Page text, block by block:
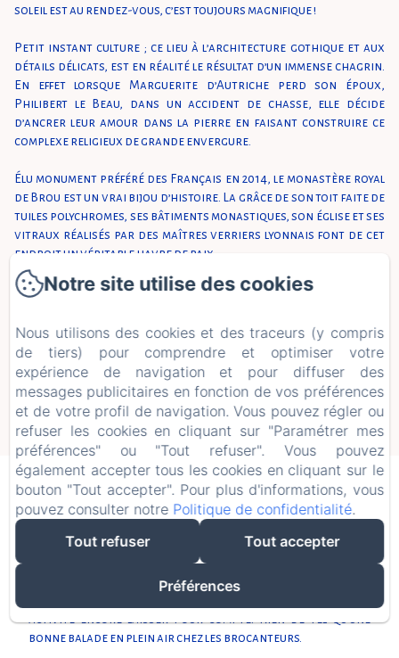
soleil est au rendez-vous, c’est toujours magnifique !
Petit instant culture ; ce lieu à l’architecture gothique et aux
détails délicats, est en réalité le résultat d’un immense chagrin.
En effet lorsque Marguerite d’Autriche perd son époux,
Philibert le Beau, dans un accident de chasse, elle décide
d’ancrer leur amour dans la pierre en faisant construire ce
complexe religieux de grande envergure.
Élu monument préféré des Français en 2014, le monastère royal
de Brou est un vrai bijou d’histoire. La grâce de son toit faite de
tuiles polychromes, ses bâtiments monastiques, son église et ses
vitraux réalisés par des maîtres verriers lyonnais font de cet
endroit un véritable havre de paix.
Bien que le monastère se suffise à lui-même, le musée municipal de
principalement flamande et française ainsi que des sculptures
religieuses anciennes au cœur des fameux bâtiments
monastiques (ça c’est pour les jours de pluie ;-) )
(Crédit photos : @monasteredebrou / passionchateau.fr)
LES BROCANTES DU COIN
Vous le savez : j’aime chiner ! Passer des heures à sillonner
les brocantes pour dénicher les pépites qui font que la
Maison d’Ambronay est ce qu’elle est aujourd’hui.
activité encore laisser pour compte. Rien de tel qu’une
bonne balade en plein air chez les brocanteurs.
Notre site utilise des cookies
Nous utilisons des cookies et des traceurs (y compris
de tiers) pour comprendre et optimiser votre
expérience de navigation et pour diffuser des
messages publicitaires en fonction de vos préférences
et de votre profil de navigation. Vous pouvez régler ou
refuser les cookies en cliquant sur "Paramétrer mes
préférences" ou "Tout refuser". Vous pouvez
également accepter tous les cookies en cliquant sur le
bouton "Tout accepter". Pour plus d'informations, vous
pouvez consulter notre Politique de confidentialité.
Tout refuser
Tout accepter
Préférences